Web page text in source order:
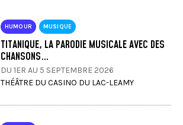
HUMOUR MUSIQUE
TITANIQUE, LA PARODIE MUSICALE AVEC DES
CHANSONS…
DU 1ER AU 5 SEPTEMBRE 2026
THÉÂTRE DU CASINO DU LAC-LEAMY